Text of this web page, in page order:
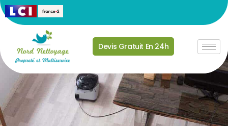
Devis Gratuit En 24h